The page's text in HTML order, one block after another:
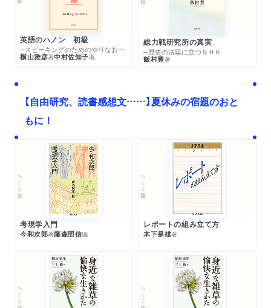
英語のハノン 初級
─スピーキングのためのやりなおし英文法スーパードリル
横山雅彦著中村佐知子著
総力戦研究所の真実
─歴史の法廷に立つＮＨＫ
飯村豊著
【自由研究、読書感想文……】夏休みの宿題のおと
もに！
ちくま文庫
考現学入門
今和次郎著藤森照信編
ちくま学芸文庫
レポートの組み立て方
木下是雄著
ちくま文庫 ちくま文庫